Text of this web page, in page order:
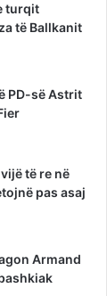
turqit
të Ballkanit
PD-së Astrit
të re në
pas asaj
Armand